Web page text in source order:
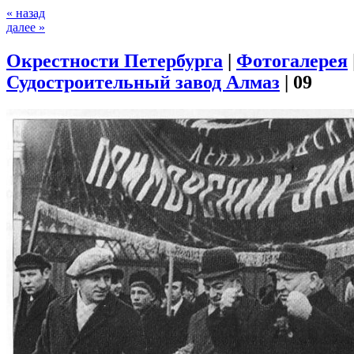
« назад
далее »
Окрестности Петербурга | Фотогалерея
Судостроительный завод Алмаз | 09